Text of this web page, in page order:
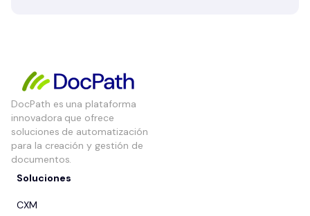
DocPath es una plataforma
innovadora que ofrece
soluciones de automatización
para la creación y gestión de
documentos.
Soluciones
CXM